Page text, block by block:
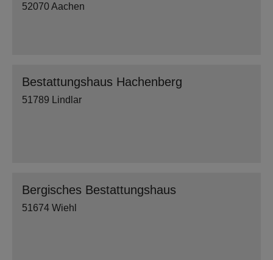
52070 Aachen
Bestattungshaus Hachenberg
51789 Lindlar
Bergisches Bestattungshaus
51674 Wiehl